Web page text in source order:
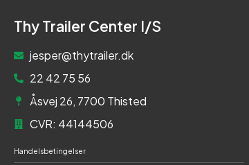
Thy Trailer Center I/S
jesper@thytrailer.dk
22 42 75 56
Åsvej 26, 7700 Thisted
CVR: 44144506
Handelsbetingelser